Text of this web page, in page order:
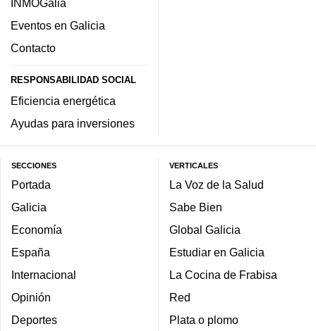
INMOGalia
Eventos en Galicia
Contacto
RESPONSABILIDAD SOCIAL
Eficiencia energética
Ayudas para inversiones
SECCIONES
Portada
Galicia
Economía
España
Internacional
Opinión
Deportes
VERTICALES
La Voz de la Salud
Sabe Bien
Global Galicia
Estudiar en Galicia
La Cocina de Frabisa
Red
Plata o plomo